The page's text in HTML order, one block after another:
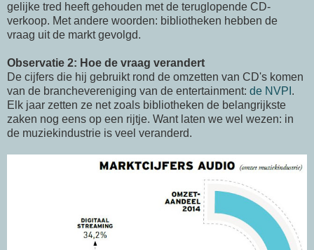
gelijke tred heeft gehouden met de teruglopende CD-
verkoop. Met andere woorden: bibliotheken hebben de
vraag uit de markt gevolgd.
Observatie 2: Hoe de vraag verandert
De cijfers die hij gebruikt rond de omzetten van CD's komen
van de branchevereniging van de entertainment: de NVPI .
Elk jaar zetten ze net zoals bibliotheken de belangrijkste
zaken nog eens op een rijtje. Want laten we wel wezen: in
de muziekindustrie is veel veranderd.